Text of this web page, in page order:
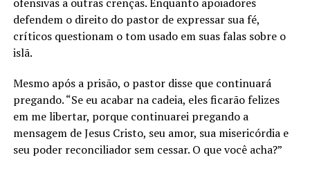
defendem o direito do pastor de expressar sua fé,
críticos questionam o tom usado em suas falas sobre o
islã.
Mesmo após a prisão, o pastor disse que continuará
pregando. “Se eu acabar na cadeia, eles ficarão felizes
em me libertar, porque continuarei pregando a
mensagem de Jesus Cristo, seu amor, sua misericórdia e
seu poder reconciliador sem cessar. O que você acha?”